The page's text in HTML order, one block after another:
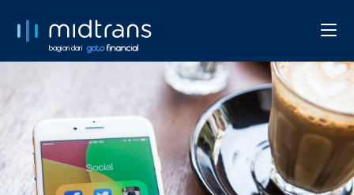
bagian dari